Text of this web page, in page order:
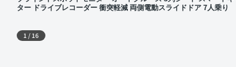
ター ドライブレコーダー 衝突軽減 両側電動スライドドア 7人乗り
外装 左前
1 /16